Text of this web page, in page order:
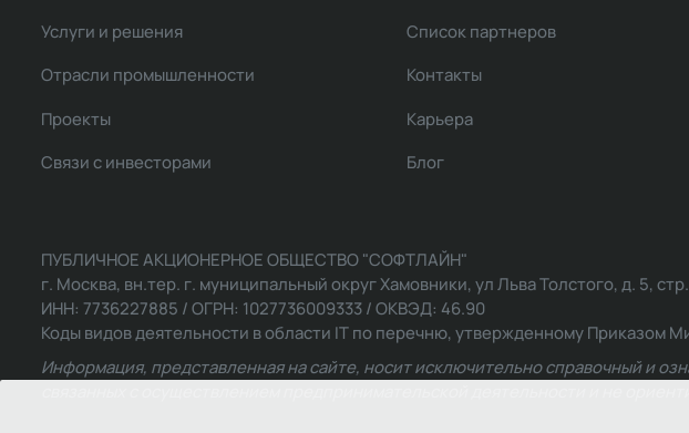
Услуги и решения
Отрасли промышленности
Проекты
Связи с инвесторами
Список партнеров
Контакты
Карьера
Блог
ПУБЛИЧНОЕ АКЦИОНЕРНОЕ ОБЩЕСТВО "СОФТЛАЙН"
г. Москва, вн.тер. г. муниципальный округ Хамовники, ул Льва Толстого, д. 5,
ИНН: 7736227885 / ОГРН: 1027736009333 / ОКВЭД: 46.90
Коды видов деятельности в области IT по перечню, утвержденному Приказом
Информация, представленная на сайте, носит исключительно справочный и